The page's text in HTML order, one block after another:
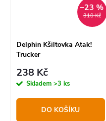
310 Kč
–23 %
Delphin Kšiltovka Atak!
Trucker
238 Kč
Skladem >3 ks
DO KOŠÍKU